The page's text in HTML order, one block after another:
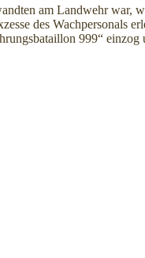
am Landwehr war,
des Wachpersonals
999“